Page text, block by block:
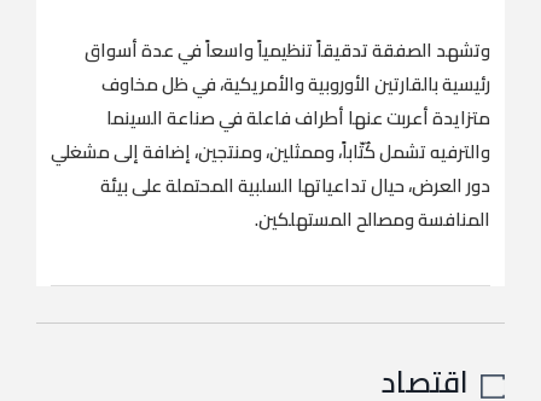
وتشهد الصفقة تدقيقاً تنظيمياً واسعاً في عدة أسواق
رئيسية بالقارتين الأوروبية والأمريكية، في ظل مخاوف
متزايدة أعربت عنها أطراف فاعلة في صناعة السينما
والترفيه تشمل كُتّاباً، وممثلين، ومنتجين، إضافة إلى مشغلي
دور العرض، حيال تداعياتها السلبية المحتملة على بيئة
المنافسة ومصالح المستهلكين.
اقتصاد